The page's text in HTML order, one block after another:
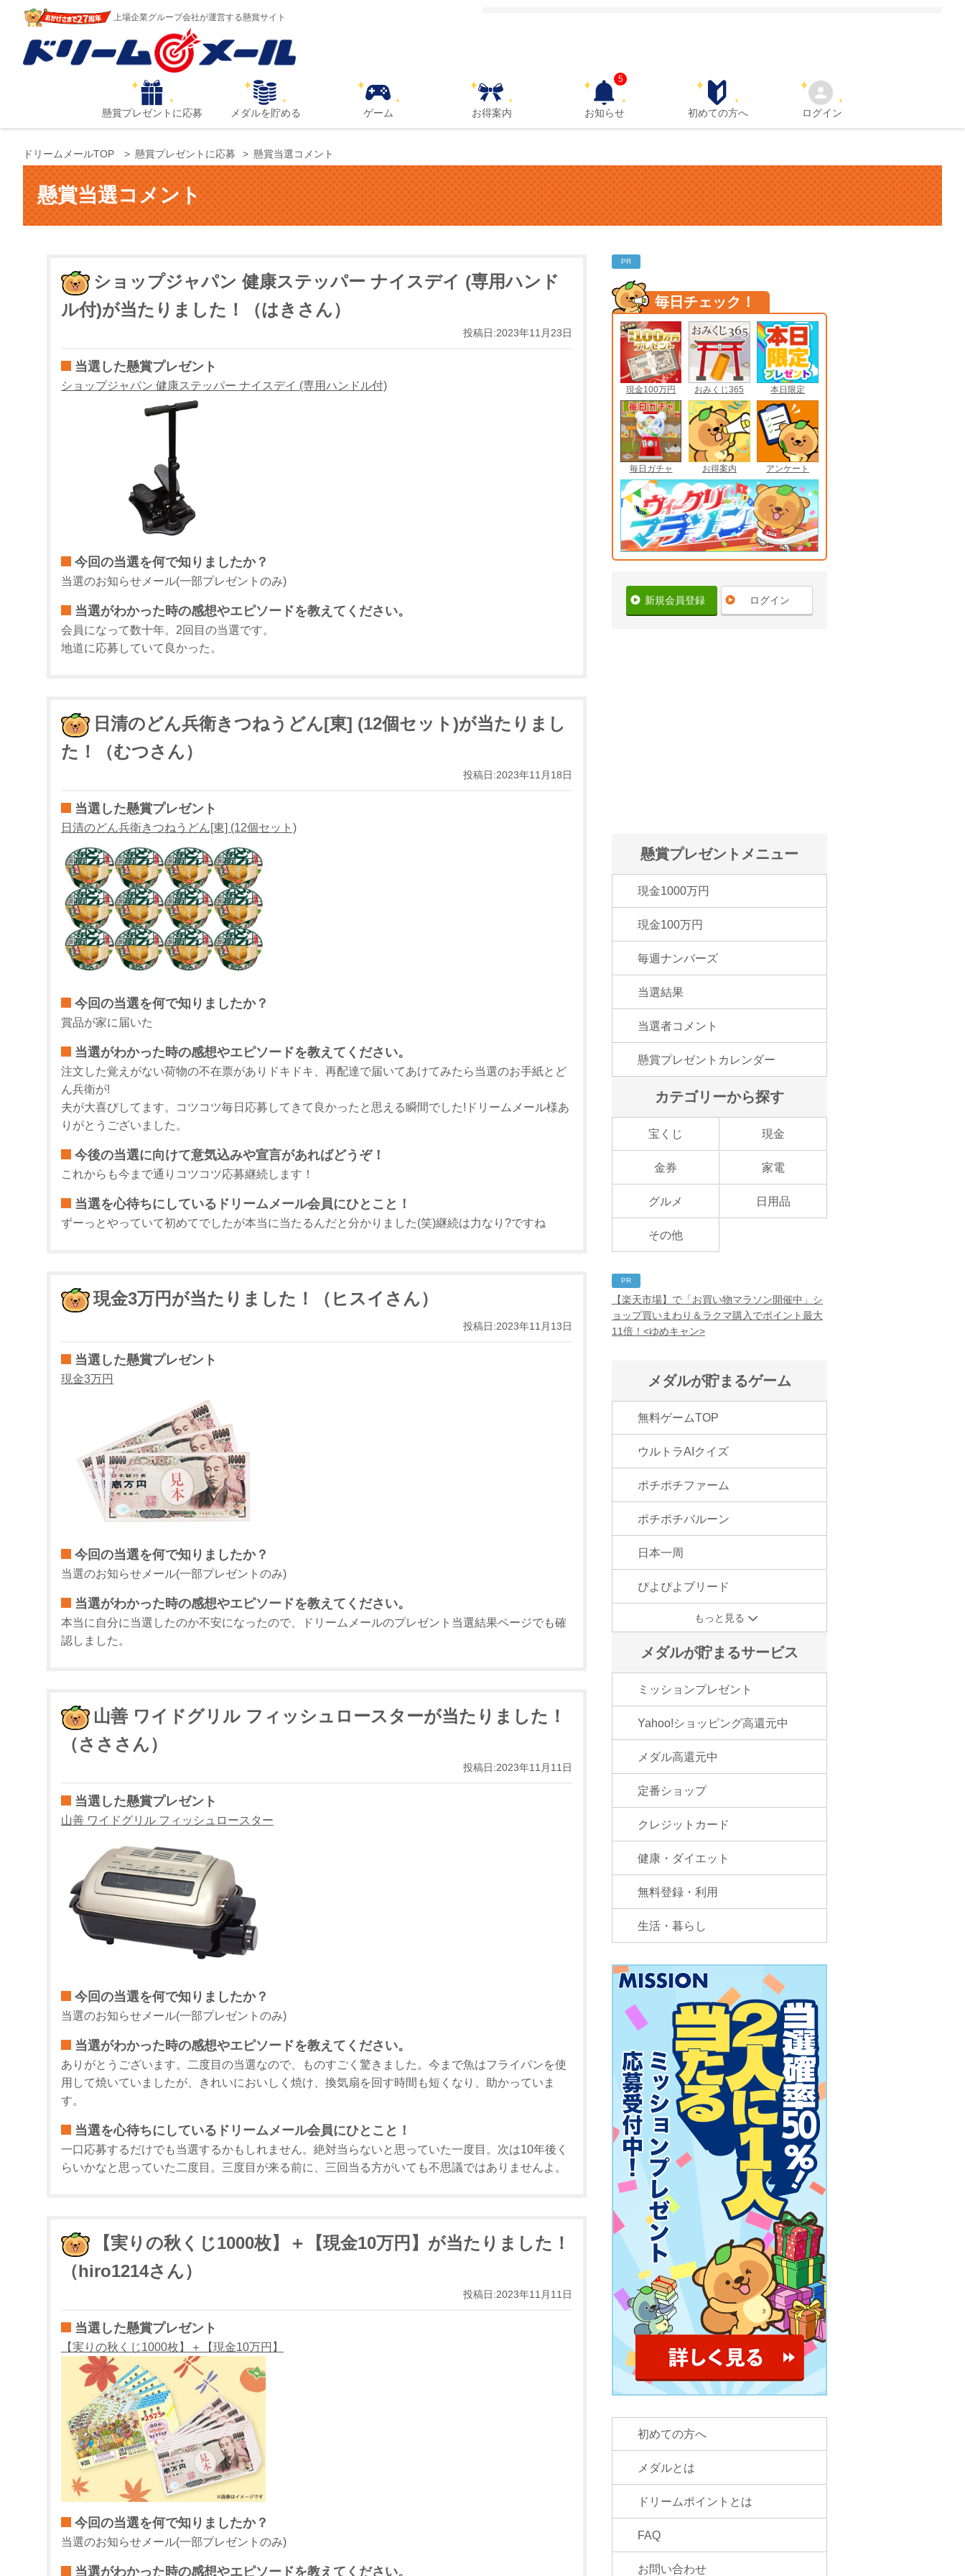
上場企業グループ会社が運営する懸賞サイト
懸賞プレゼントに応募 メダルを貯める ゲーム お得案内 お知らせ
5
初めての方へ ログイン
ドリームメールTOP 懸賞プレゼントに応募 懸賞当選コメント
懸賞当選コメント
ショップジャパン 健康ステッパー ナイスデイ (専用ハンド
ル付)が当たりました！（はきさん）
投稿日:2023年11月23日
当選した懸賞プレゼント
ショップジャパン 健康ステッパー ナイスデイ (専用ハンドル付)
今回の当選を何で知りましたか？
当選のお知らせメール(一部プレゼントのみ)
当選がわかった時の感想やエピソードを教えてください。
会員になって数十年。2回目の当選です。
地道に応募していて良かった。
日清のどん兵衛きつねうどん[東] (12個セット)が当たりまし
た！（むつさん）
投稿日:2023年11月18日
当選した懸賞プレゼント
日清のどん兵衛きつねうどん[東] (12個セット)
今回の当選を何で知りましたか？
賞品が家に届いた
当選がわかった時の感想やエピソードを教えてください。
注文した覚えがない荷物の不在票がありドキドキ、再配達で届いてあけてみたら当選のお手紙とど
ん兵衛が!
夫が大喜びしてます。コツコツ毎日応募してきて良かったと思える瞬間でした!ドリームメール様あ
りがとうございました。
今後の当選に向けて意気込みや宣言があればどうぞ！
これからも今まで通りコツコツ応募継続します！
当選を心待ちにしているドリームメール会員にひとこと！
ずーっとやっていて初めてでしたが本当に当たるんだと分かりました(笑)継続は力なり?ですね
現金3万円が当たりました！（ヒスイさん）
投稿日:2023年11月13日
当選した懸賞プレゼント
現金3万円
今回の当選を何で知りましたか？
当選のお知らせメール(一部プレゼントのみ)
当選がわかった時の感想やエピソードを教えてください。
本当に自分に当選したのか不安になったので、ドリームメールのプレゼント当選結果ページでも確
認しました。
山善 ワイドグリル フィッシュロースターが当たりました！
（さささん）
投稿日:2023年11月11日
当選した懸賞プレゼント
山善 ワイドグリル フィッシュロースター
今回の当選を何で知りましたか？
当選のお知らせメール(一部プレゼントのみ)
当選がわかった時の感想やエピソードを教えてください。
ありがとうございます。二度目の当選なので、ものすごく驚きました。今まで魚はフライパンを使
用して焼いていましたが、きれいにおいしく焼け、換気扇を回す時間も短くなり、助かっていま
す。
当選を心待ちにしているドリームメール会員にひとこと！
一口応募するだけでも当選するかもしれません。絶対当らないと思っていた一度目。次は10年後く
らいかなと思っていた二度目。三度目が来る前に、三回当る方がいても不思議ではありませんよ。
【実りの秋くじ1000枚】＋【現金10万円】が当たりました！
（hiro1214さん）
投稿日:2023年11月11日
当選した懸賞プレゼント
【実りの秋くじ1000枚】＋【現金10万円】
今回の当選を何で知りましたか？
当選のお知らせメール(一部プレゼントのみ)
当選がわかった時の感想やエピソードを教えてください。
PR
毎日チェック！
現金100万円 おみくじ365 本日限定
毎日ガチャ お得案内 アンケート
新規会員登録 ログイン
懸賞プレゼントメニュー
現金1000万円
現金100万円
毎週ナンバーズ
当選結果
当選者コメント
懸賞プレゼントカレンダー
カテゴリーから探す
宝くじ 現金
金券 家電
グルメ 日用品
その他
PR
【楽天市場】で「お買い物マラソン開催中」シ
ョップ買いまわり＆ラクマ購入でポイント最大
11倍！<ゆめキャン>
メダルが貯まるゲーム
無料ゲームTOP
ウルトラAIクイズ
ポチポチファーム
ポチポチバルーン
日本一周
ぴよぴよブリード
もっと見る
メダルが貯まるサービス
ミッションプレゼント
Yahoo!ショッピング高還元中
メダル高還元中
定番ショップ
クレジットカード
健康・ダイエット
無料登録・利用
生活・暮らし
初めての方へ
メダルとは
ドリームポイントとは
FAQ
お問い合わせ